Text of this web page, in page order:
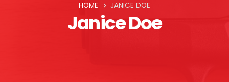
Janice Doe
HOME JANICE DOE